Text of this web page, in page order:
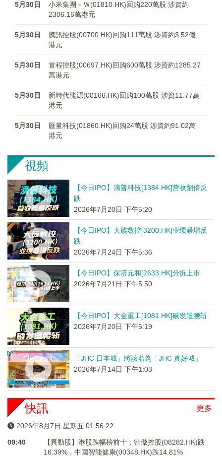
5月30日
小米集團－Ｗ(01810.HK)回购220萬股 涉資約
2306.16萬港元
5月30日
騰訊控股(00700.HK)回购111萬股 涉資約3.52億
港元
5月30日
首程控股(00697.HK)回购600萬股 涉資約1285.27
萬港元
5月30日
新時代能源(00166.HK)回购100萬股 涉資11.77萬
港元
5月30日
匯量科技(01860.HK)回购24萬股 涉資約91.02萬
港元
視頻
【今日IPO】滴普科技[1384.HK]营收翻倍反
跌
2026年7月20日 下午5:20
【今日IPO】大族数控[3200.HK]业绩暴增反
跌
2026年7月24日 下午5:36
【今日IPO】保济元和[2633.HK]分拆上市
2026年7月21日 下午5:50
【今日IPO】大金重工[1081.HK]破发遭腰斩
2026年7月20日 下午5:19
「JHC 日本城」將該名為「JHC 真好城」
2026年7月14日 下午1:03
更多
快訊
2026年8月7日 星期五 01:56:22
09:40
【異動股】港股跌幅榜前十，智傲控股(08282.HK)跌
16.39%，中國智能健康(00348.HK)跌14.81%